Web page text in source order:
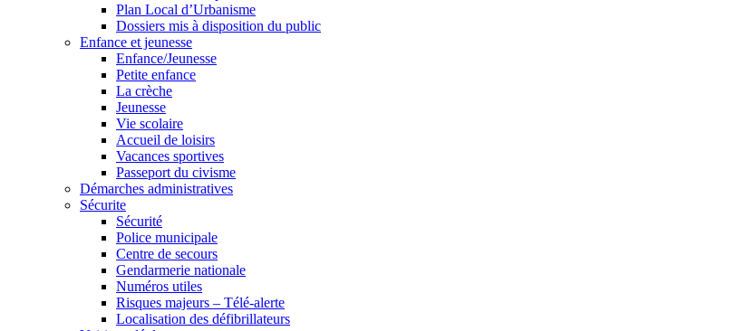
Plan Local d’Urbanisme
Dossiers mis à disposition du public
Enfance et jeunesse
Enfance/Jeunesse
Petite enfance
La crèche
Jeunesse
Vie scolaire
Accueil de loisirs
Vacances sportives
Passeport du civisme
Démarches administratives
Sécurite
Sécurité
Police municipale
Centre de secours
Gendarmerie nationale
Numéros utiles
Risques majeurs – Télé-alerte
Localisation des défibrillateurs